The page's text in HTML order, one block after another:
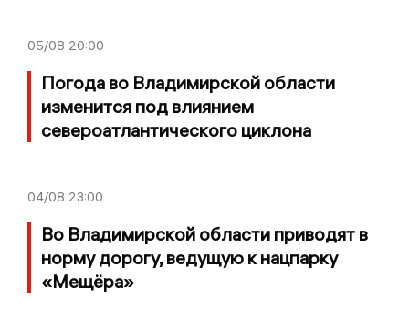
05/08 20:00
Погода во Владимирской области
изменится под влиянием
североатлантического циклона
04/08 23:00
Во Владимирской области приводят в
норму дорогу, ведущую к нацпарку
«Мещёра»